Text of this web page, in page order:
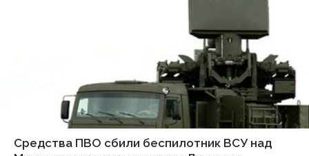
Средства ПВО сбили беспилотник ВСУ над